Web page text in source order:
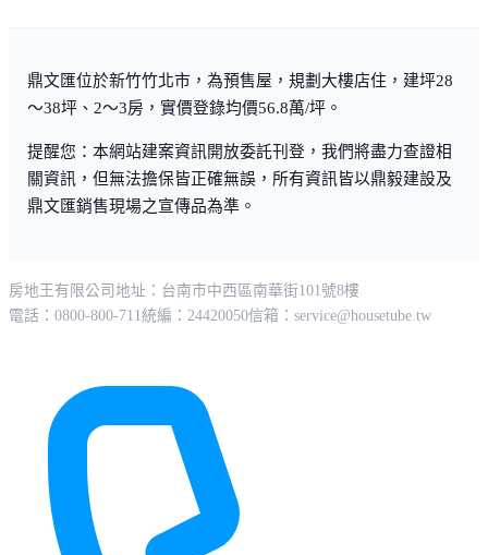
鼎文匯位於新竹竹北市，為預售屋，規劃大樓店住，建坪28
～38坪、2～3房，實價登錄均價56.8萬/坪。
提醒您：本網站建案資訊開放委託刊登，我們將盡力查證相
關資訊，但無法擔保皆正確無誤，所有資訊皆以鼎毅建設及
鼎文匯銷售現場之宣傳品為準。
房地王有限公司 地址：台南市中西區南華街101號8樓
電話：0800-800-711統編：24420050信箱： service@housetube.tw